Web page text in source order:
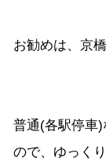
お勧めは、京
普通(各駅停車
ので、ゆっく